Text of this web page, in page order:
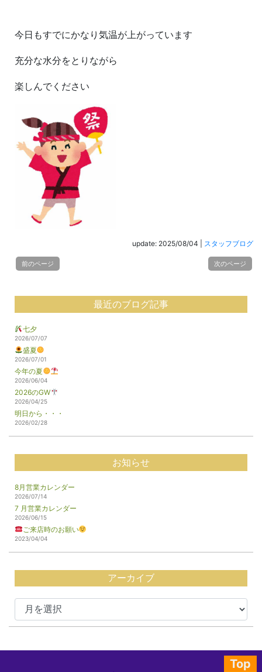
今日もすでにかなり気温が上がっています
充分な水分をとりながら
楽しんでください
update: 2025/08/04 スタッフブログ
前のページ 次のページ
最近のブログ記事
七夕
2026/07/07
盛夏
2026/07/01
今年の夏
2026/06/04
2026のGW
2026/04/25
明日から・・・
2026/02/28
お知らせ
8月営業カレンダー
2026/07/14
7 月営業カレンダー
2026/06/15
ご来店時のお願い
2023/04/04
アーカイブ
Top